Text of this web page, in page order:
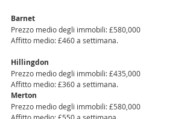
Barnet
Prezzo medio degli immobili: £580,000
Affitto medio: £460 a settimana.
Hillingdon
Prezzo medio degli immobili: £435,000
Affitto medio: £360 a settimana.
Merton
Prezzo medio degli immobili: £580,000